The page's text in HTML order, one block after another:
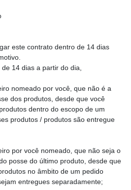
este contrato dentro de 14 dias
14 dias a partir do dia,
nomeado por você, que não é a
dos produtos, desde que você
dentro do escopo de um
produtos / produtos são entregue
por você nomeado, que não seja o
posse do último produto, desde que
no âmbito de um pedido
entregues separadamente;